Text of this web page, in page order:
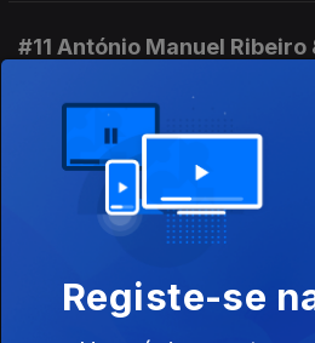
#11 António Manuel
15 dez. 2020
#10 Sérgio Godinho canta
Gaspar - "Os Pais Natais"
Registe-se